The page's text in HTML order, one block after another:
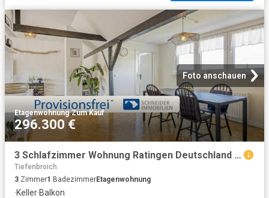
Foto anschauen
Etagenwohnung·Zum Kauf
296.300 €
3 Schlafzimmer Wohnung Ratingen Deutschland 103153187
Tiefenbroich
3 Zimmer1 BadezimmerEtagenwohnung
·Keller·Balkon